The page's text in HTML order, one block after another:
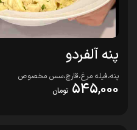
پنه آلفردو
پنه،فیله مرغ،قارچ،سس مخصوص
545,000 تومان